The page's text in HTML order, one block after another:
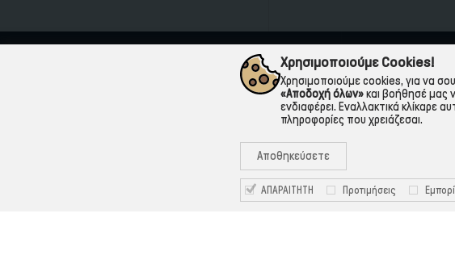
ΠΛΗΡΟΦΟΡΙΕΣ
Η εταιρεία
Όροι Χρήσης
Χρησιμοποιούμε Cookies!
Χρησιμοποιούμε cookies, για να
«Αποδοχή όλων»και βοήθησέ μας
ενδιαφέρει. Εναλλακτικά κλίκαρε
πληροφορίες που χρειάζεσαι.
Αποθηκεύσετε
ΑΠΑΡΑΙΤΗΤΗ Προτιμήσεις